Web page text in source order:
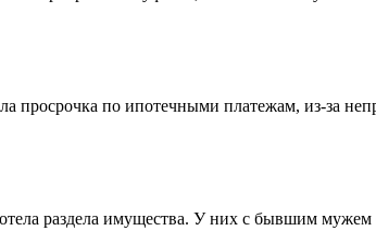
просрочка по ипотечными платежам, из-за
раздела имущества. У них с бывшим